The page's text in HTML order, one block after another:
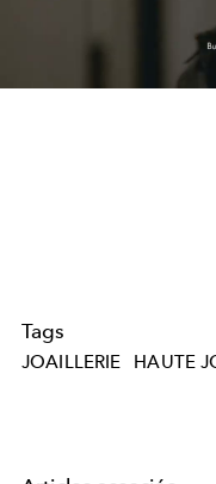
Tags
JOAILLERIE HAUTE